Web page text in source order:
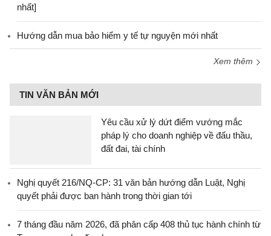
nhất]
Hướng dẫn mua bảo hiểm y tế tự nguyện mới nhất
Xem thêm
TIN VĂN BẢN MỚI
Yêu cầu xử lý dứt điểm vướng mắc
pháp lý cho doanh nghiệp về đấu thầu,
đất đai, tài chính
Nghị quyết 216/NQ-CP: 31 văn bản hướng dẫn Luật, Nghị
quyết phải được ban hành trong thời gian tới
7 tháng đầu năm 2026, đã phân cấp 408 thủ tục hành chính từ